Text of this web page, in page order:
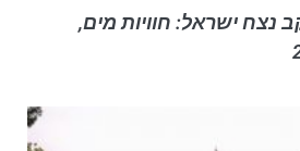
נצח ישראל: חוויות מים,